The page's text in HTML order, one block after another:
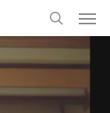
search